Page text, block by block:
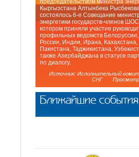
председательством министра
Кыргызстана Алтынбека
состоялось 6-е Совещание
энергетики государств-членов
котором приняли участие
профильных ведомств Белоруссии,
России, Индии, Ирана, Кахахстана,
Пакистана, Таджикистана,
также Азербайджана в статусе
по диалогу.
Источник: Исполнительный
СНГ
Ближайшие события